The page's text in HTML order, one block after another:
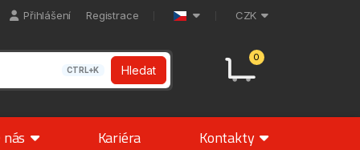
Přihlášení Registrace CZK
0
CTRL+K Hledat
nás Kariéra Kontakty